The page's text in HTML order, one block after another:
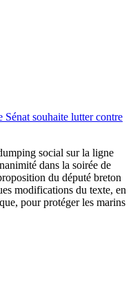
souhaite lutter contre
social sur la ligne
dans la soirée de
du député breton
modifications du texte, en
pour protéger les marins